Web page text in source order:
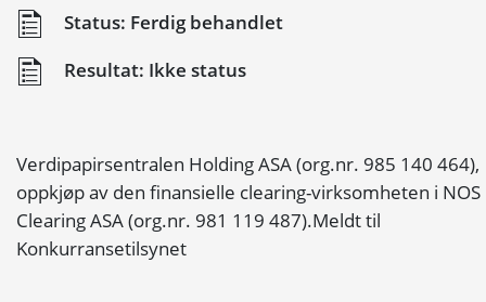
Status: Ferdig behandlet
Resultat: Ikke status
Verdipapirsentralen Holding ASA (org.nr. 985 140 464),
oppkjøp av den finansielle clearing-virksomheten i NOS
Clearing ASA (org.nr. 981 119 487).Meldt til
Konkurransetilsynet